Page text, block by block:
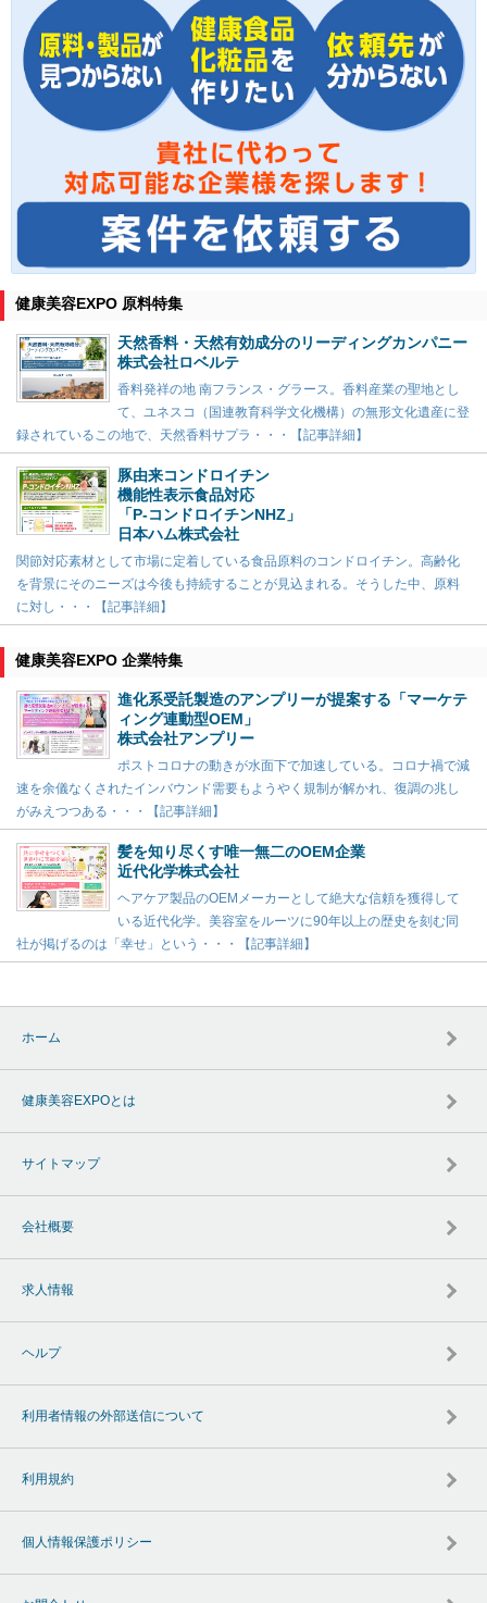
健康美容EXPO 原料特集
天然香料・天然有効成分のリーディングカンパニー
株式会社ロベルテ
香料発祥の地 南フランス・グラース。香料産業の聖地とし
て、ユネスコ（国連教育科学文化機構）の無形文化遺産に登
録されているこの地で、天然香料サプラ・・・【記事詳細】
豚由来コンドロイチン
機能性表示食品対応
「P-コンドロイチンNHZ」
日本ハム株式会社
関節対応素材として市場に定着している食品原料のコンドロイチン。高齢化
を背景にそのニーズは今後も持続することが見込まれる。そうした中、原料
に対し・・・【記事詳細】
健康美容EXPO 企業特集
進化系受託製造のアンプリーが提案する「マーケテ
ィング連動型OEM」
株式会社アンプリー
ポストコロナの動きが水面下で加速している。コロナ禍で減
速を余儀なくされたインバウンド需要もようやく規制が解かれ、復調の兆し
がみえつつある・・・【記事詳細】
髪を知り尽くす唯一無二のOEM企業
近代化学株式会社
ヘアケア製品のOEMメーカーとして絶大な信頼を獲得して
いる近代化学。美容室をルーツに90年以上の歴史を刻む同
社が掲げるのは「幸せ」という・・・【記事詳細】
ホーム
健康美容EXPOとは
サイトマップ
会社概要
求人情報
ヘルプ
利用者情報の外部送信について
利用規約
個人情報保護ポリシー